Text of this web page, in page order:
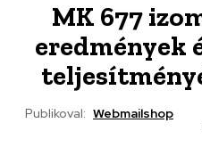
MK 677
eredmények
Publikoval: Webmailshop